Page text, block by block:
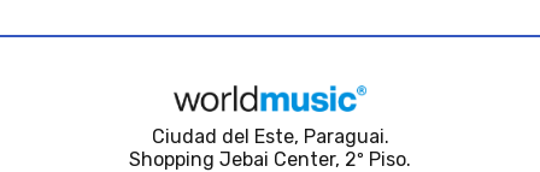
Ciudad del Este, Paraguai.
Shopping Jebai Center, 2º Piso.